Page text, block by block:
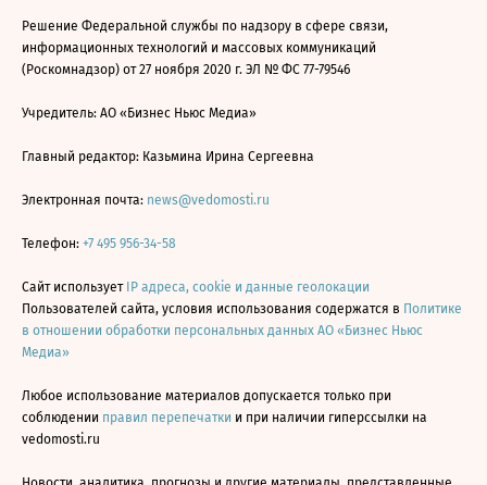
Решение Федеральной службы по надзору в сфере связи,
информационных технологий и массовых коммуникаций
(Роскомнадзор) от 27 ноября 2020 г. ЭЛ № ФС 77-79546
Учредитель: АО «Бизнес Ньюс Медиа»
Главный редактор: Казьмина Ирина Сергеевна
Электронная почта: news@vedomosti.ru
Телефон: +7 495 956-34-58
Сайт использует IP адреса, cookie и данные геолокации
Пользователей сайта, условия использования содержатся в Политике
в отношении обработки персональных данных АО «Бизнес Ньюс
Медиа»
Любое использование материалов допускается только при
соблюдении правил перепечатки и при наличии гиперссылки на
vedomosti.ru